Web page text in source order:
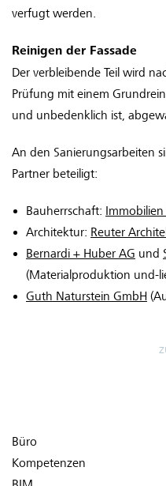
verfugt werden.
Reinigen der Fassade
Der verbleibende Teil wird
Prüfung mit einem
und unbedenklich ist,
An den Sanierungsarbeiten
Partner beteiligt:
Bauherrschaft: Immobilien
Architektur: Reuter
Bernardi + Huber AG und
(Materialproduktion und-
Guth Naturstein GmbH
Büro
Kompetenzen